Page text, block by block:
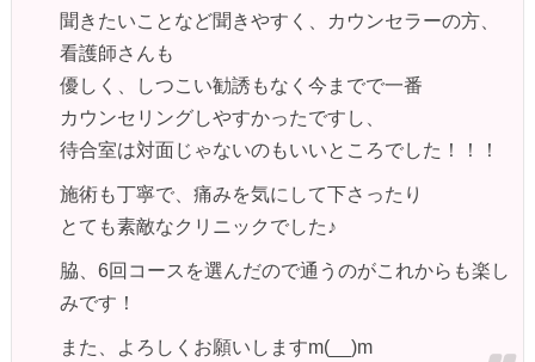
聞きたいことなど聞きやすく、カウンセラーの方、
看護師さんも
優しく、しつこい勧誘もなく今までで一番
カウンセリングしやすかったですし、
待合室は対面じゃないのもいいところでした！！！
施術も丁寧で、痛みを気にして下さったり
とても素敵なクリニックでした♪
脇、6回コースを選んだので通うのがこれからも楽し
みです！
また、よろしくお願いしますm(__)m